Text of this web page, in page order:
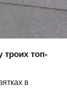
троих топ-
в